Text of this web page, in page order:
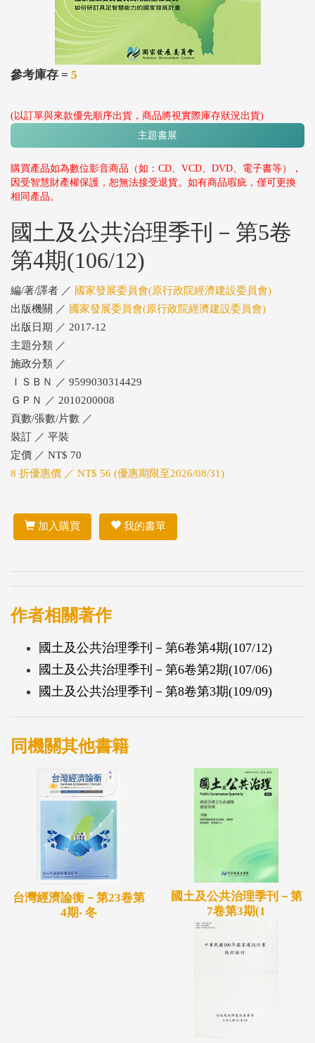
參考庫存 = 5
(以訂單與來款優先順序出貨，商品將視實際庫存狀況出貨)
主題書展
購買產品如為數位影音商品（如：CD、VCD、DVD、電子書等），
因受智慧財產權保護，恕無法接受退貨。如有商品瑕疵，僅可更換
相同產品。
國土及公共治理季刊－第5卷
第4期(106/12)
編/著/譯者 ／ 國家發展委員會(原行政院經濟建設委員會)
出版機關 ／ 國家發展委員會(原行政院經濟建設委員會)
出版日期 ／ 2017-12
主題分類 ／
施政分類 ／
ＩＳＢＮ ／ 9599030314429
ＧＰＮ ／ 2010200008
頁數/張數/片數 ／
裝訂 ／ 平裝
定價 ／ NT$ 70
8 折優惠價 ／ NT$ 56 (優惠期限至2026/08/31)
加入購買 我的書單
作者相關著作
國土及公共治理季刊－第6卷第4期(107/12)
國土及公共治理季刊－第6卷第2期(107/06)
國土及公共治理季刊－第8卷第3期(109/09)
同機關其他書籍
台灣經濟論衡－第23卷第
4期‧ 冬
國土及公共治理季刊－第
7卷第3期(1